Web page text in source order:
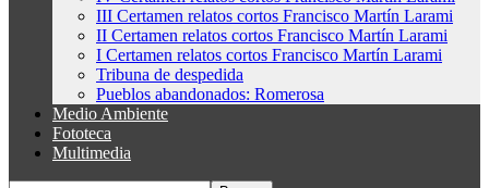
III Certamen relatos cortos Francisco Martín Larami
II Certamen relatos cortos Francisco Martín Larami
I Certamen relatos cortos Francisco Martín Larami
Tribuna de despedida
Pueblos abandonados: Romerosa
Medio Ambiente
Fototeca
Multimedia